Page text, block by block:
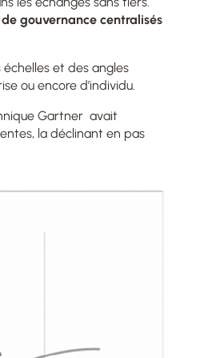
gouvernance centralisés
et des angles
ou encore d’individu.
Gartner avait
la déclinant en pas